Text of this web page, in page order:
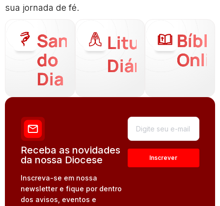
sua jornada de fé.
Santo
do
Dia
Liturgia
Diária
Receba as novidades
da nossa Diocese
Inscreva-se em nossa
newsletter e fique por dentro
dos avisos, eventos e